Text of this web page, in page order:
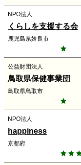
NPO法人
くらしを支援する会
鹿児島県姶良市
公益財団法人
鳥取県保健事業団
鳥取県鳥取市
NPO法人
happiness
京都府